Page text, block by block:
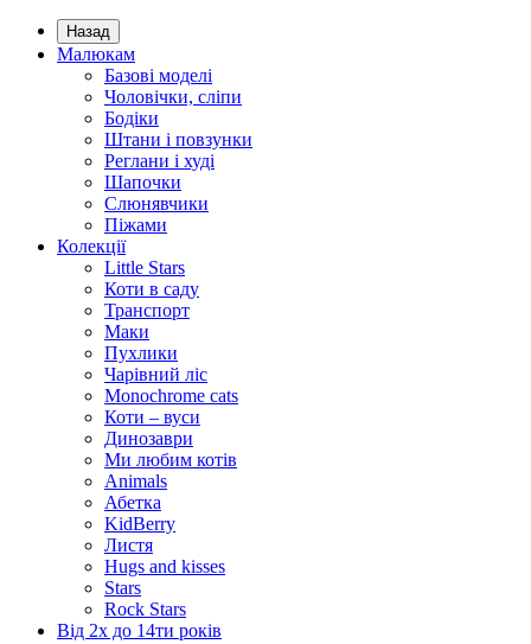
Назад
Малюкам
Базові моделі
Чоловічки, сліпи
Бодіки
Штани і повзунки
Реглани і худі
Шапочки
Слюнявчики
Піжами
Колекції
Little Stars
Коти в саду
Транспорт
Маки
Пухлики
Чарівний ліс
Monochrome cats
Коти – вуси
Динозаври
Ми любим котів
Animals
Абетка
KidBerry
Листя
Hugs and kisses
Stars
Rock Stars
Від 2х до 14ти років